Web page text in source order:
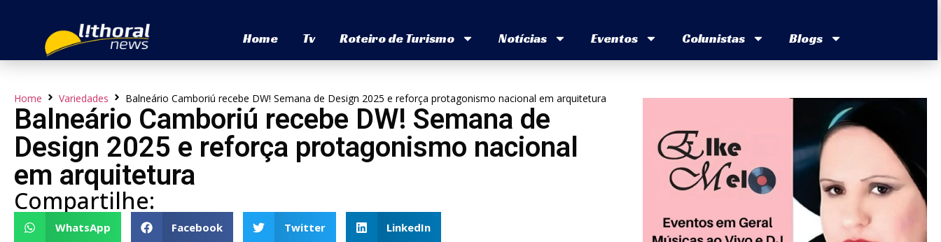
Home Tv Roteiro de Turismo Notícias Eventos Colunistas Blogs
Home Variedades Balneário Camboriú recebe DW! Semana de Design 2025 e reforça protagonismo nacional em arquitetura
Balneário Camboriú recebe DW! Semana de
Design 2025 e reforça protagonismo nacional
em arquitetura
Compartilhe:
WhatsApp Facebook Twitter LinkedIn